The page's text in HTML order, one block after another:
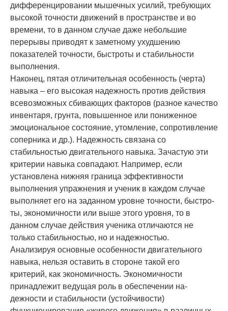
дифференцировании мышечных усилий, требу­ющих
высокой точности движе­ний в простран­стве и во
времени, то в данном случае даже не­большие
перерывы приводят к за­метному ухуд­шению
показателей точности, быстроты и ста­бильности
выполнения.
Наконец, пятая отличительная особенность (черта)
навыка – его высокая надежность против действия
всевозможных сбивающих факторов (разное качество
инвентаря, грунта, повышенное или пониженное
эмоциональное состояние, утомление, сопротивление
соперни­ка и др.). Надеж­ность связана со
стабильностью двигательного навыка. Зачастую эти
критерии навыка совпадают. Например, если
установле­на нижняя граница эффективности
выполнения упражнения и ученик в каждом случае
выпол­няет его на заданном уровне точности, быстро­
ты, экономичности или выше этого уровня, то в
данном случае действия ученика отличаются не
только стабильностью, но и на­дежностью.
Анализируя основные особенности двига­тельного
навыка, нельзя оставить в сторо­не такой его
критерий, как экономичность. Экономичности
принадлежит ведущая роль в обеспечении на­
дежности и стабильности (устой­чивости)